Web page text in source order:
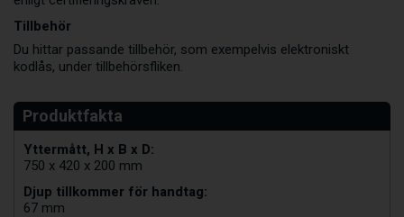
Tillbehör
Du hittar passande tillbehör, som exempelvis elektroniskt
kodlås, under tillbehörsfliken.
Yttermått, H x B x D:
750 x 420 x 200 mm
Djup tillkommer för handtag:
67 mm